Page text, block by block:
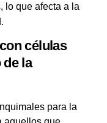
lo que afecta a la
células
de la
para la